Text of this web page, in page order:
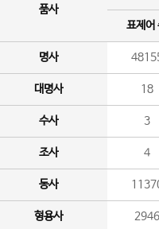
품사
표제어
명사
대명사 18
수사 3
조사 4
동사
형용사 2946